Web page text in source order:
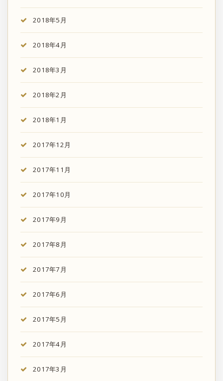
2018年5月
2018年4月
2018年3月
2018年2月
2018年1月
2017年12月
2017年11月
2017年10月
2017年9月
2017年8月
2017年7月
2017年6月
2017年5月
2017年4月
2017年3月